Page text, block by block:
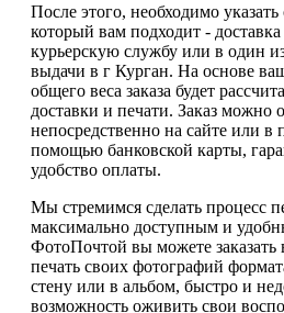
После этого, необходимо указать
который вам подходит -
курьерскую службу или в один
выдачи в г Курган. На основе
общего веса заказа будет
доставки и печати. Заказ можно
непосредственно на сайте или в
помощью банковской карты,
удобство оплаты.
Мы стремимся сделать процесс
максимально доступным и
ФотоПочтой вы можете заказать
печать своих фотографий
стену или в альбом, быстро и
возможность оживить свои